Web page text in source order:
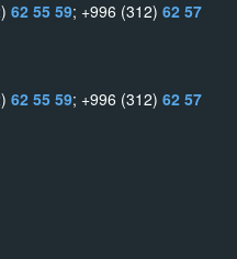
62 55 59; +996 (312) 62 57
62 55 59; +996 (312) 62 57